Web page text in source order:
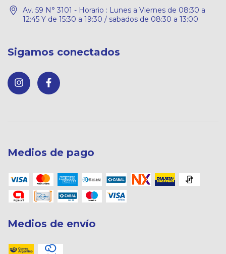
Av. 59 N° 3101 - Horario : Lunes a Viernes de 08:30 a
12:45 Y de 15:30 a 19:30 / sabados de 08:30 a 13:00
Sigamos conectados
Medios de pago
Medios de envío